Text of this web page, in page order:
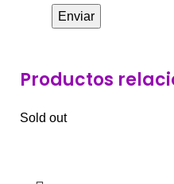
Productos
Sold out